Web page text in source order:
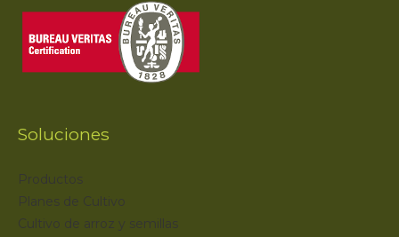
Soluciones
Productos
Planes de Cultivo
Cultivo de arroz y semillas